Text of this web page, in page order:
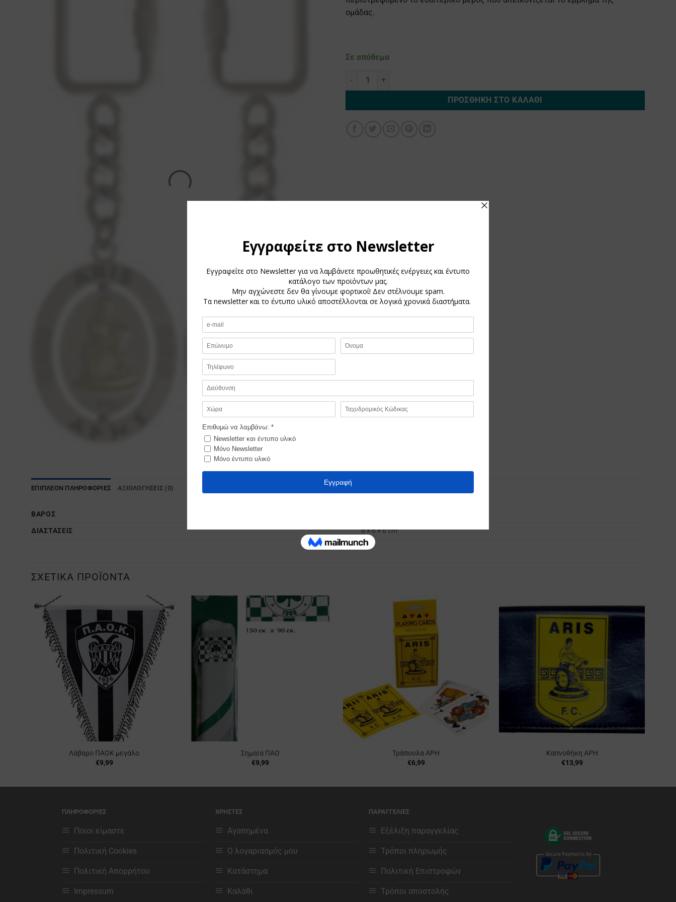
ομάδας.
Σε απόθεμα
Μπρελόκ ΑΡΗ ποσότητα
ΠΡΟΣΘΉΚΗ ΣΤΟ ΚΑΛΆΘΙ
ΕΠΙΠΛΈΟΝ ΠΛΗΡΟΦΟΡΊΕΣ ΑΞΙΟΛΟΓΉΣΕΙΣ (0)
ΒΆΡΟΣ
ΔΙΑΣΤΆΣΕΙΣ
6 × 6 × 6 cm
ΣΧΕΤΙΚΆ ΠΡΟΪΌΝΤΑ
Προσθήκη
στα
Αγαπημένα
Λάβαρο ΠΑΟΚ μεγάλο
€9,99
Προσθήκη
Σημαία ΠΑΟ
€9,99
Τράπουλα ΑΡΗ
€6,99
Καπνοθήκη ΑΡΗ
€13,99
ΠΛΗΡΟΦΟΡΙΕΣ
Ποιοι είμαστε
Πολιτική Cookies
Πολιτική Απορρήτου
Impressum
ΧΡΗΣΤΕΣ
Αγαπημένα
Ο λογαριασμός μου
Κατάστημα
Καλάθι
ΠΑΡΑΓΓΕΛΙΕΣ
Εξέλιξη παραγγελίας
Τρόποι πληρωμής
Πολιτική Επιστροφών
Τρόποι αποστολής